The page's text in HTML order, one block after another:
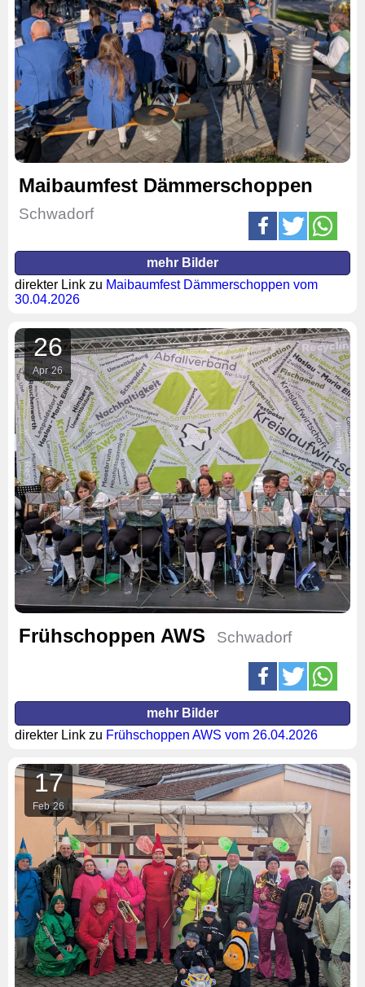
Maibaumfest Dämmerschoppen
Schwadorf
mehr Bilder
direkter Link zu Maibaumfest Dämmerschoppen vom
30.04.2026
26
Apr 26
Frühschoppen AWS Schwadorf
mehr Bilder
direkter Link zu Frühschoppen AWS vom 26.04.2026
17
Feb 26